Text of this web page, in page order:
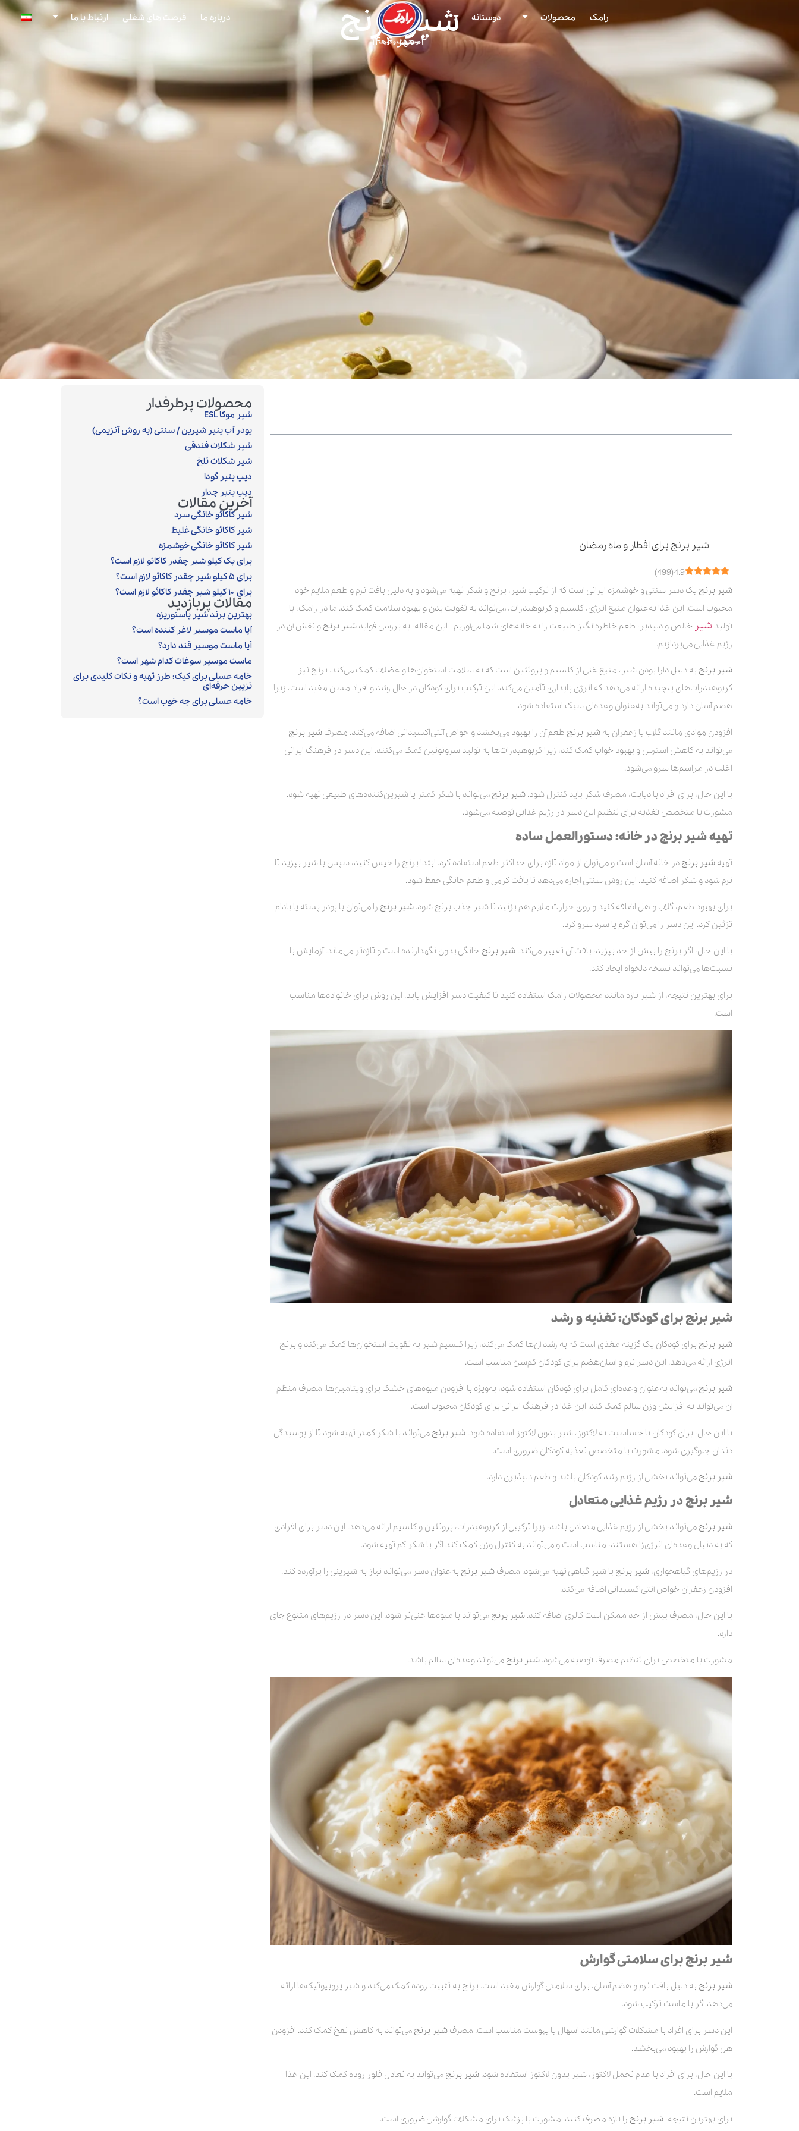
درباره ما فرصت های شغلی ارتباط با ما رامک محصولات دوستانه شیر برنج
۰۲ مهر ۱۴۰۴
شیر برنج برای افطار و ماه رمضان
عوارض احتمالی مصرف شیر برنج
4.9
(
499
)
شیر برنج یک دسر سنتی و خوشمزه ایرانی است که از ترکیب شیر، برنج و شکر تهیه می‌شود و به دلیل بافت نرم و طعم ملایم خود
محبوب است. این غذا به‌عنوان منبع انرژی، کلسیم و کربوهیدرات، می‌تواند به تقویت بدن و بهبود سلامت کمک کند. ما در رامک، با
تولید شیر خالص و دلپذیر، طعم خاطره‌انگیز طبیعت را به خانه‌های شما می‌آوریم این مقاله، به بررسی فواید شیر برنج و نقش آن در
رژیم غذایی می‌پردازیم.
شیر برنج به دلیل دارا بودن شیر، منبع غنی از کلسیم و پروتئین است که به سلامت استخوان‌ها و عضلات کمک می‌کند. برنج نیز
کربوهیدرات‌های پیچیده ارائه می‌دهد که انرژی پایداری تأمین می‌کند. این ترکیب برای کودکان در حال رشد و افراد مسن مفید است، زیرا
هضم آسان دارد و می‌تواند به‌عنوان وعده‌ای سبک استفاده شود.
افزودن موادی مانند گلاب یا زعفران به شیر برنج طعم آن را بهبود می‌بخشد و خواص آنتی‌اکسیدانی اضافه می‌کند. مصرف شیر برنج
می‌تواند به کاهش استرس و بهبود خواب کمک کند، زیرا کربوهیدرات‌ها به تولید سروتونین کمک می‌کنند. این دسر در فرهنگ ایرانی
اغلب در مراسم‌ها سرو می‌شود.
با این حال، برای افراد با دیابت، مصرف شکر باید کنترل شود. شیر برنج می‌تواند با شکر کمتر یا شیرین‌کننده‌های طبیعی تهیه شود.
مشورت با متخصص تغذیه برای تنظیم این دسر در رژیم غذایی توصیه می‌شود.
تهیه شیر برنج در خانه: دستورالعمل ساده
تهیه شیر برنج در خانه آسان است و می‌توان از مواد تازه برای حداکثر طعم استفاده کرد. ابتدا برنج را خیس کنید، سپس با شیر بپزید تا
نرم شود و شکر اضافه کنید. این روش سنتی اجازه می‌دهد تا بافت کرمی و طعم خانگی حفظ شود.
برای بهبود طعم، گلاب و هل اضافه کنید و روی حرارت ملایم هم بزنید تا شیر جذب برنج شود. شیر برنج را می‌توان با پودر پسته یا بادام
تزئین کرد. این دسر را می‌توان گرم یا سرد سرو کرد.
با این حال، اگر برنج را بیش از حد بپزید، بافت آن تغییر می‌کند. شیر برنج خانگی بدون نگهدارنده است و تازه‌تر می‌ماند. آزمایش با
نسبت‌ها می‌تواند نسخه دلخواه ایجاد کند.
برای بهترین نتیجه، از شیر تازه مانند محصولات رامک استفاده کنید تا کیفیت دسر افزایش یابد. این روش برای خانواده‌ها مناسب
است.
شیر برنج برای کودکان: تغذیه و رشد
شیر برنج برای کودکان یک گزینه مغذی است که به رشد آن‌ها کمک می‌کند، زیرا کلسیم شیر به تقویت استخوان‌ها کمک می‌کند و برنج
انرژی ارائه می‌دهد. این دسر نرم و آسان‌هضم برای کودکان کم‌سن مناسب است.
شیر برنج می‌تواند به‌عنوان وعده‌ای کامل برای کودکان استفاده شود، به‌ویژه با افزودن میوه‌های خشک برای ویتامین‌ها. مصرف منظم
آن می‌تواند به افزایش وزن سالم کمک کند. این غذا در فرهنگ ایرانی برای کودکان محبوب است.
با این حال، برای کودکان با حساسیت به لاکتوز، شیر بدون لاکتوز استفاده شود. شیر برنج می‌تواند با شکر کمتر تهیه شود تا از پوسیدگی
دندان جلوگیری شود. مشورت با متخصص تغذیه کودکان ضروری است.
شیر برنج می‌تواند بخشی از رژیم رشد کودکان باشد و طعم دلپذیری دارد.
شیر برنج در رژیم غذایی متعادل
شیر برنج می‌تواند بخشی از رژیم غذایی متعادل باشد، زیرا ترکیبی از کربوهیدرات، پروتئین و کلسیم ارائه می‌دهد. این دسر برای افرادی
که به دنبال وعده‌ای انرژی‌زا هستند، مناسب است و می‌تواند به کنترل وزن کمک کند اگر با شکر کم تهیه شود.
در رژیم‌های گیاهخواری، شیر برنج با شیر گیاهی تهیه می‌شود. مصرف شیر برنج به‌عنوان دسر می‌تواند نیاز به شیرینی را برآورده کند.
افزودن زعفران خواص آنتی‌اکسیدانی اضافه می‌کند.
با این حال، مصرف بیش از حد ممکن است کالری اضافه کند. شیر برنج می‌تواند با میوه‌ها غنی‌تر شود. این دسر در رژیم‌های متنوع جای
دارد.
مشورت با متخصص برای تنظیم مصرف توصیه می‌شود. شیر برنج می‌تواند وعده‌ای سالم باشد.
شیر برنج برای سلامتی گوارش
شیر برنج به دلیل بافت نرم و هضم آسان، برای سلامتی گوارش مفید است. برنج به تثبیت روده کمک می‌کند و شیر پروبیوتیک‌ها ارائه
می‌دهد اگر با ماست ترکیب شود.
این دسر برای افراد با مشکلات گوارشی مانند اسهال یا یبوست مناسب است. مصرف شیر برنج می‌تواند به کاهش نفخ کمک کند. افزودن
هل گوارش را بهبود می‌بخشد.
با این حال، برای افراد با عدم تحمل لاکتوز، شیر بدون لاکتوز استفاده شود. شیر برنج می‌تواند به تعادل فلور روده کمک کند. این غذا
ملایم است.
برای بهترین نتیجه، شیر برنج را تازه مصرف کنید. مشورت با پزشک برای مشکلات گوارشی ضروری است.
محصولات پرطرفدار
شیر موکا ESL
پودر آب پنیر شیرین / سنتی (به روش آنزیمی)‎
شیر شکلات فندقی
شیر شکلات تلخ
دیپ پنیر گودا
دیپ پنیر چدار
آخرین مقالات
شیر کاکائو خانگی سرد
شیر کاکائو خانگی غلیظ
شیر کاکائو خانگی خوشمزه
برای یک کیلو شیر چقدر کاکائو لازم است؟
برای ۵ کیلو شیر چقدر کاکائو لازم است؟
برای ۱۰ کیلو شیر چقدر کاکائو لازم است؟
مقالات پربازدید
بهترین برند شیر پاستوریزه
آیا ماست موسیر لاغر کننده است؟
آیا ماست موسیر قند دارد؟
ماست موسیر سوغات کدام شهر است؟
خامه عسلی برای کیک: طرز تهیه و نکات کلیدی برای
تزیین حرفه‌ای
خامه عسلی برای چه خوب است؟